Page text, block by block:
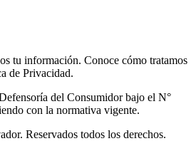
tu información. Conoce cómo tratamos
de Privacidad.
del Consumidor bajo el N°
con la normativa vigente.
Reservados todos los derechos.